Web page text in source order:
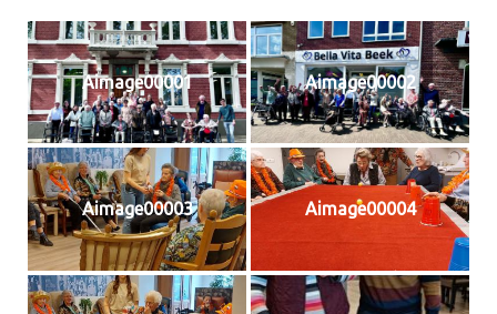
Aimage00001 Aimage00002
Aimage00003 Aimage00004